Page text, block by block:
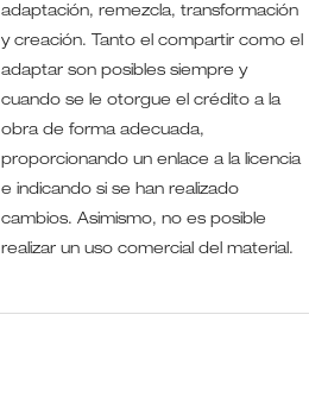
adaptación, remezcla, transformación
y creación. Tanto el compartir como el
adaptar son posibles siempre y
cuando se le otorgue el crédito a la
obra de forma adecuada,
proporcionando un enlace a la licencia
e indicando si se han realizado
cambios. Asimismo, no es posible
realizar un uso comercial del material.